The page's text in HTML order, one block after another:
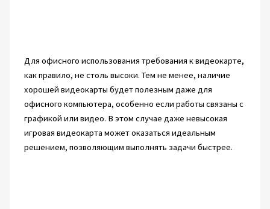
Для офисного использования требования к видеокарте,
как правило, не столь высоки. Тем не менее, наличие
хорошей видеокарты будет полезным даже для
офисного компьютера, особенно если работы связаны с
графикой или видео. В этом случае даже невысокая
игровая видеокарта может оказаться идеальным
решением, позволяющим выполнять задачи быстрее.